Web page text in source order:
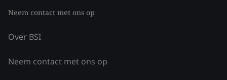
Neem contact met ons op
Over BSI
Neem contact met ons op